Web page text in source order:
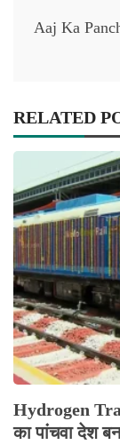
Aaj Ka
RELATED
Hydrogen
का पांचवा देश